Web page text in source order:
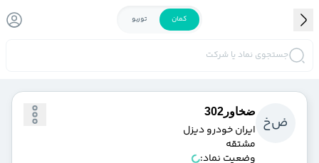
کمان توربو
جستجوی نماد یا شرکت
ضخ
ضخاور302
ايران خودرو ديزل
مشتقه
وضعیت نماد: